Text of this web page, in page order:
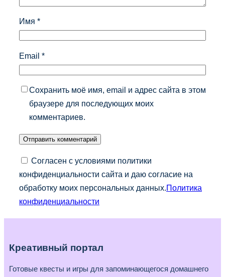
Имя *
Email *
Сохранить моё имя, email и адрес сайта в этом
браузере для последующих моих
комментариев.
Согласен с условиями политики
конфиденциальности сайта и даю согласие на
обработку моих персональных данных. Политика
конфиденциальности
Креативный портал
Готовые квесты и игры для запоминающегося домашнего